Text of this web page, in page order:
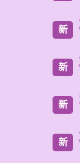
新
新
新
新